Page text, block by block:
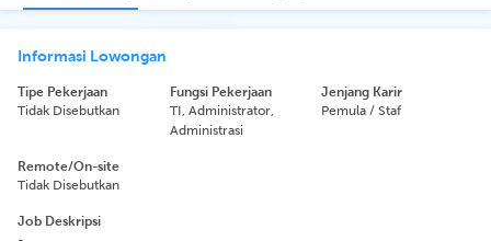
Informasi Lowongan
Tipe Pekerjaan
Tidak Disebutkan
Fungsi Pekerjaan
TI, Administrator,
Administrasi
Jenjang Karir
Pemula / Staf
Remote/On-site
Tidak Disebutkan
Job Deskripsi